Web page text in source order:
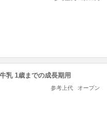
乳 1歳までの成長期用
参考上代 オープン